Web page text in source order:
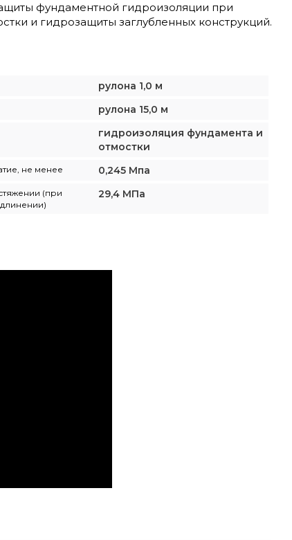
фундаментной гидроизоляции при
и гидрозащиты заглубленных конструкций.
рулона 1,0 м
рулона 15,0 м
гидроизоляция фундамента и
отмостки
не менее 0,245 Мпа
(при
29,4 МПа